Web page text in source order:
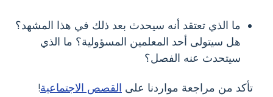
ما الذي تعتقد أنه سيحدث بعد ذلك في هذا المشهد؟
هل سيتولى أحد المعلمين المسؤولية؟ ما الذي
سيتحدث عنه الفصل؟
تأكد من مراجعة مواردنا على القصص الاجتماعية!